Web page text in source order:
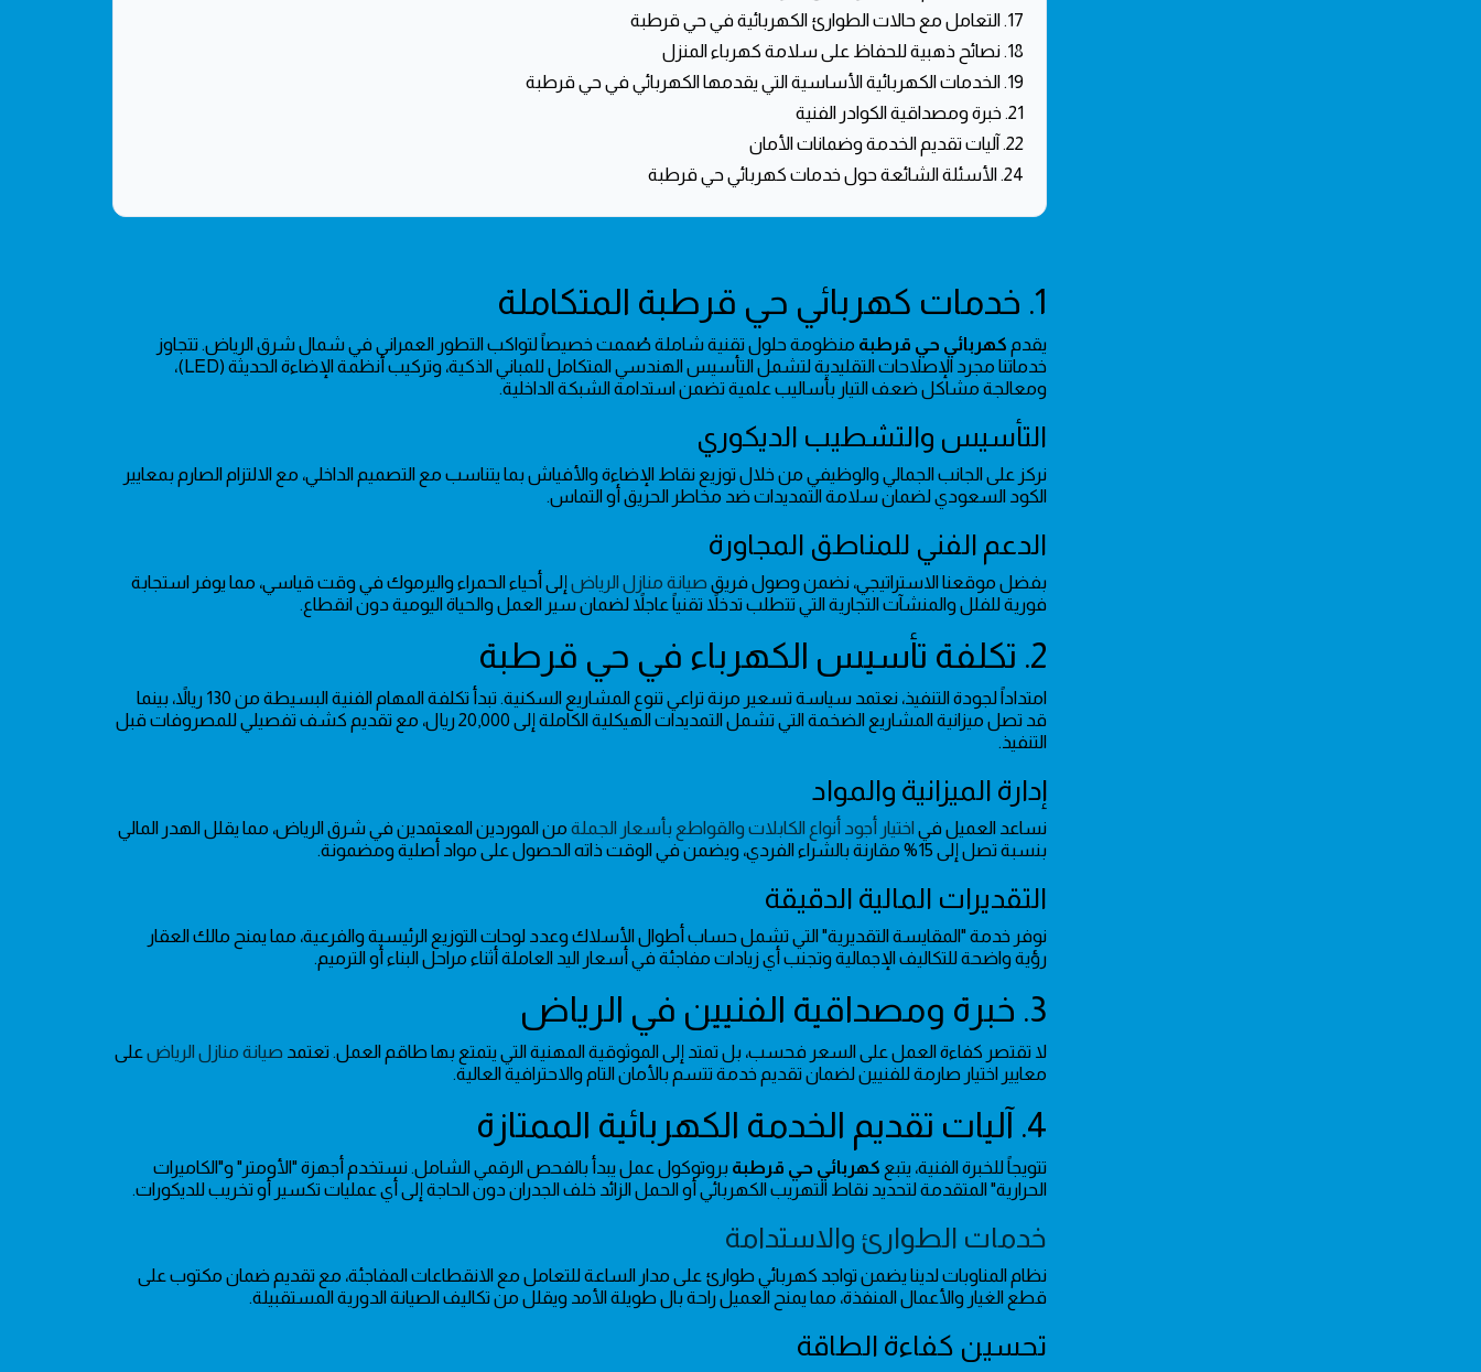
17. التعامل مع حالات الطوارئ الكهربائية في حي قرطبة
18. نصائح ذهبية للحفاظ على سلامة كهرباء المنزل
19. الخدمات الكهربائية الأساسية التي يقدمها الكهربائي في حي قرطبة
21. خبرة ومصداقية الكوادر الفنية
22. آليات تقديم الخدمة وضمانات الأمان
24. الأسئلة الشائعة حول خدمات كهربائي حي قرطبة
1. خدمات كهربائي حي قرطبة المتكاملة
يقدم كهربائي حي قرطبة منظومة حلول تقنية شاملة صُممت خصيصاً لتواكب التطور العمراني في شمال شرق الرياض. تتجاوز
خدماتنا مجرد الإصلاحات التقليدية لتشمل التأسيس الهندسي المتكامل للمباني الذكية، وتركيب أنظمة الإضاءة الحديثة (LED)،
ومعالجة مشاكل ضعف التيار بأساليب علمية تضمن استدامة الشبكة الداخلية.
التأسيس والتشطيب الديكوري
نركز على الجانب الجمالي والوظيفي من خلال توزيع نقاط الإضاءة والأفياش بما يتناسب مع التصميم الداخلي، مع الالتزام الصارم بمعايير
الكود السعودي لضمان سلامة التمديدات ضد مخاطر الحريق أو التماس.
الدعم الفني للمناطق المجاورة
بفضل موقعنا الاستراتيجي، نضمن وصول فريق صيانة منازل الرياضإلى أحياء الحمراء واليرموك في وقت قياسي، مما يوفر استجابة
فورية للفلل والمنشآت التجارية التي تتطلب تدخلاً تقنياً عاجلاً لضمان سير العمل والحياة اليومية دون انقطاع.
2. تكلفة تأسيس الكهرباء في حي قرطبة
امتداداً لجودة التنفيذ، نعتمد سياسة تسعير مرنة تراعي تنوع المشاريع السكنية. تبدأ تكلفة المهام الفنية البسيطة من 130 ريالاً، بينما
قد تصل ميزانية المشاريع الضخمة التي تشمل التمديدات الهيكلية الكاملة إلى 20,000 ريال، مع تقديم كشف تفصيلي للمصروفات قبل
التنفيذ.
إدارة الميزانية والمواد
نساعد العميل في اختيار أجود أنواع الكابلات والقواطع بأسعار الجملة من الموردين المعتمدين في شرق الرياض، مما يقلل الهدر المالي
بنسبة تصل إلى 15% مقارنة بالشراء الفردي، ويضمن في الوقت ذاته الحصول على مواد أصلية ومضمونة.
التقديرات المالية الدقيقة
نوفر خدمة "المقايسة التقديرية" التي تشمل حساب أطوال الأسلاك وعدد لوحات التوزيع الرئيسية والفرعية، مما يمنح مالك العقار
رؤية واضحة للتكاليف الإجمالية وتجنب أي زيادات مفاجئة في أسعار اليد العاملة أثناء مراحل البناء أو الترميم.
3. خبرة ومصداقية الفنيين في الرياض
لا تقتصر كفاءة العمل على السعر فحسب، بل تمتد إلى الموثوقية المهنية التي يتمتع بها طاقم العمل. تعتمد صيانة منازل الرياض على
معايير اختيار صارمة للفنيين لضمان تقديم خدمة تتسم بالأمان التام والاحترافية العالية.
4. آليات تقديم الخدمة الكهربائية الممتازة
تتويجاً للخبرة الفنية، يتبع كهربائي حي قرطبة بروتوكول عمل يبدأ بالفحص الرقمي الشامل. نستخدم أجهزة "الأومتر" و"الكاميرات
الحرارية" المتقدمة لتحديد نقاط التهريب الكهربائي أو الحمل الزائد خلف الجدران دون الحاجة إلى أي عمليات تكسير أو تخريب للديكورات.
خدمات الطوارئ والاستدامة
نظام المناوبات لدينا يضمن تواجد كهربائي طوارئ على مدار الساعة للتعامل مع الانقطاعات المفاجئة، مع تقديم ضمان مكتوب على
قطع الغيار والأعمال المنفذة، مما يمنح العميل راحة بال طويلة الأمد ويقلل من تكاليف الصيانة الدورية المستقبيلة.
تحسين كفاءة الطاقة